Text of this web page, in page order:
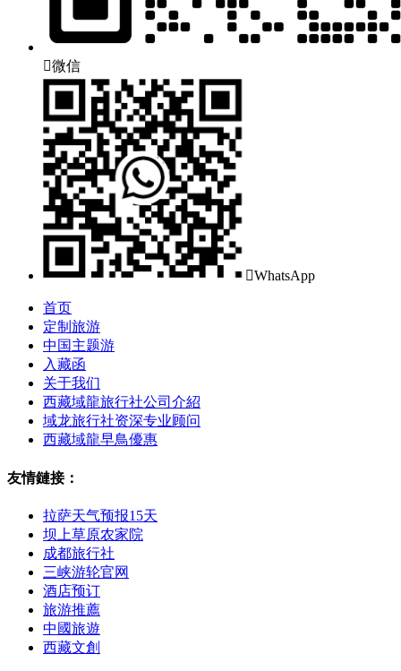
微信
WhatsApp
首页
定制旅游
中国主题游
入藏函
关于我们
西藏域龍旅行社公司介紹
域龙旅行社资深专业顾问
西藏域龍早鳥優惠
友情鏈接：
拉萨天气预报15天
坝上草原农家院
成都旅行社
三峡游轮官网
酒店预订
旅游推薦
中國旅遊
西藏文創